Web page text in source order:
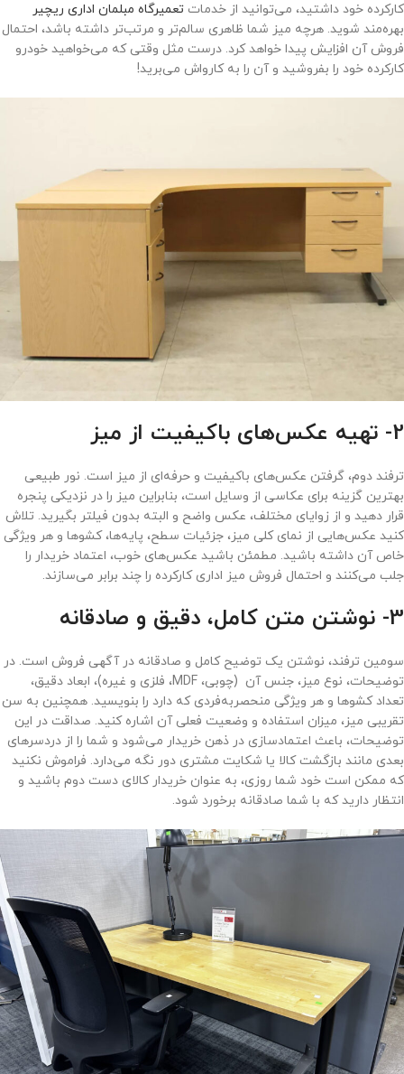
کارکرده خود داشتید، می‌توانید از خدمات تعمیرگاه مبلمان اداری ریچیر
بهره‌مند شوید. هرچه میز شما ظاهری سالم‌تر و مرتب‌تر داشته باشد، احتمال
فروش آن افزایش پیدا خواهد کرد. درست مثل وقتی که می‌خواهید خودرو
کارکرده خود را بفروشید و آن را به کارواش می‌برید!
2- تهیه عکس‌های باکیفیت از میز
ترفند دوم، گرفتن عکس‌های باکیفیت و حرفه‌ای از میز است. نور طبیعی
بهترین گزینه برای عکاسی از وسایل است، بنابراین میز را در نزدیکی پنجره
قرار دهید و از زوایای مختلف، عکس واضح و البته بدون فیلتر بگیرید. تلاش
کنید عکس‌هایی از نمای کلی میز، جزئیات سطح، پایه‌ها، کشوها و هر ویژگی
خاص آن داشته باشید. مطمئن باشید عکس‌های خوب، اعتماد خریدار را
جلب می‌کنند و احتمال فروش میز اداری کارکرده را چند برابر می‌سازند.
3- نوشتن متن کامل، دقیق و صادقانه
سومین ترفند، نوشتن یک توضیح کامل و صادقانه در آگهی فروش است. در
توضیحات، نوع میز، جنس آن (چوبی، MDF، فلزی و غیره)، ابعاد دقیق،
تعداد کشوها و هر ویژگی منحصربه‌فردی که دارد را بنویسید. همچنین به سن
تقریبی میز، میزان استفاده و وضعیت فعلی آن اشاره کنید. صداقت در این
توضیحات، باعث اعتمادسازی در ذهن خریدار می‌شود و شما را از دردسرهای
بعدی مانند بازگشت کالا یا شکایت مشتری دور نگه می‌دارد. فراموش نکنید
که ممکن است خود شما روزی، به عنوان خریدار کالای دست دوم باشید و
انتظار دارید که با شما صادقانه برخورد شود.